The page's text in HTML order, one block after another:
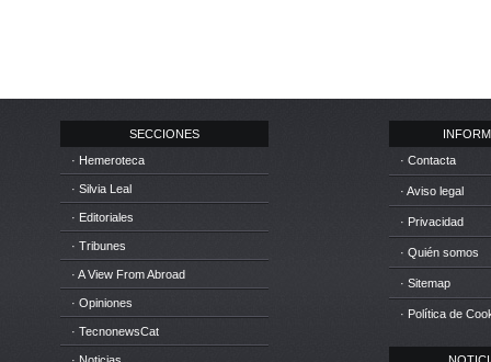
SECCIONES
· Hemeroteca
· Silvia Leal
· Editoriales
· Tribunes
· A View From Abroad
· Opiniones
· TecnonewsCat
· Contacta
· Aviso legal
· Privacidad
· Quién somos
· Sitemap
· Política de